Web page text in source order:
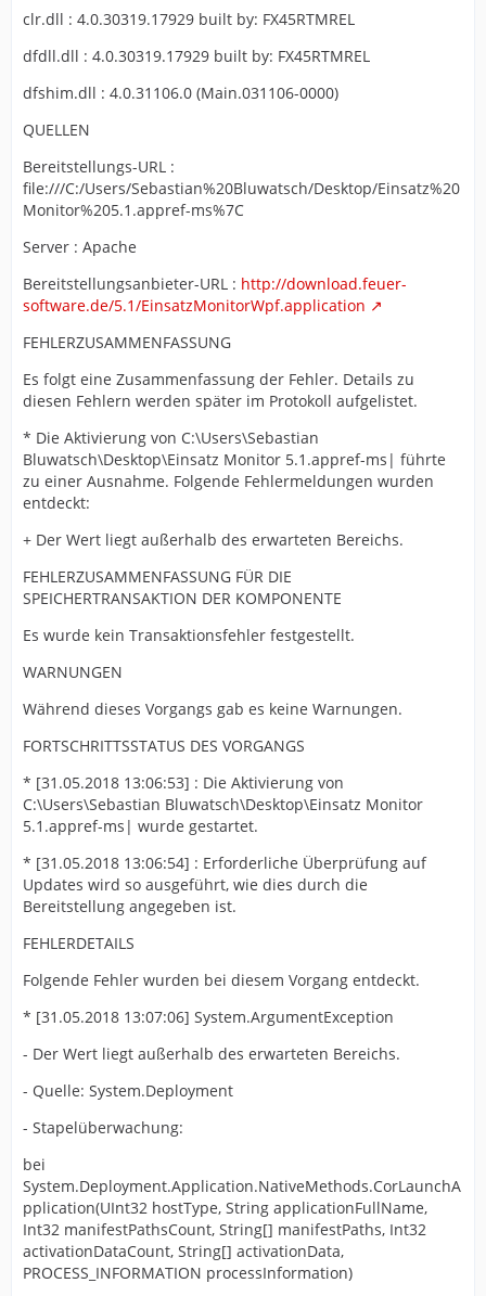
clr.dll : 4.0.30319.17929 built by: FX45RTMREL
dfdll.dll : 4.0.30319.17929 built by: FX45RTMREL
dfshim.dll : 4.0.31106.0 (Main.031106-0000)
QUELLEN
Bereitstellungs-URL :
file:///C:/Users/Sebastian%20Bluwatsch/Desktop/Einsatz%20
Monitor%205.1.appref-ms%7C
Server : Apache
Bereitstellungsanbieter-URL : http://download.feuer-
software.de/5.1/EinsatzMonitorWpf.application
FEHLERZUSAMMENFASSUNG
Es folgt eine Zusammenfassung der Fehler. Details zu
diesen Fehlern werden später im Protokoll aufgelistet.
* Die Aktivierung von C:\Users\Sebastian
Bluwatsch\Desktop\Einsatz Monitor 5.1.appref-ms| führte
zu einer Ausnahme. Folgende Fehlermeldungen wurden
entdeckt:
+ Der Wert liegt außerhalb des erwarteten Bereichs.
FEHLERZUSAMMENFASSUNG FÜR DIE
SPEICHERTRANSAKTION DER KOMPONENTE
Es wurde kein Transaktionsfehler festgestellt.
WARNUNGEN
Während dieses Vorgangs gab es keine Warnungen.
FORTSCHRITTSSTATUS DES VORGANGS
* [31.05.2018 13:06:53] : Die Aktivierung von
C:\Users\Sebastian Bluwatsch\Desktop\Einsatz Monitor
5.1.appref-ms| wurde gestartet.
* [31.05.2018 13:06:54] : Erforderliche Überprüfung auf
Updates wird so ausgeführt, wie dies durch die
Bereitstellung angegeben ist.
FEHLERDETAILS
Folgende Fehler wurden bei diesem Vorgang entdeckt.
* [31.05.2018 13:07:06] System.ArgumentException
- Der Wert liegt außerhalb des erwarteten Bereichs.
- Quelle: System.Deployment
- Stapelüberwachung:
bei
System.Deployment.Application.NativeMethods.CorLaunchA
pplication(UInt32 hostType, String applicationFullName,
Int32 manifestPathsCount, String[] manifestPaths, Int32
activationDataCount, String[] activationData,
PROCESS_INFORMATION processInformation)